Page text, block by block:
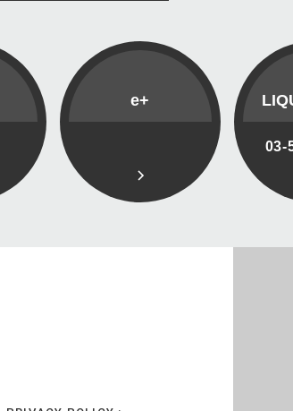
e+
03-